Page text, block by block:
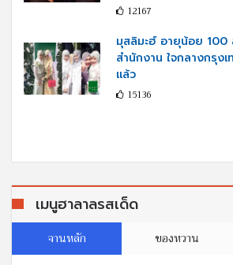
12167
มุสลิมะฮ์ อายุน้อย 100
สำนักงาน ใจกลางกรุง
แล้ว
15136
เมนูฮาลาลรสเด็ด
จานหลัก ของหวาน